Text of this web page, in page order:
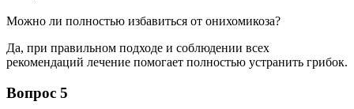
Можно ли полностью избавиться от онихомикоза?
Да, при правильном подходе и соблюдении всех
рекомендаций лечение помогает полностью устранить грибок.
Вопрос 5